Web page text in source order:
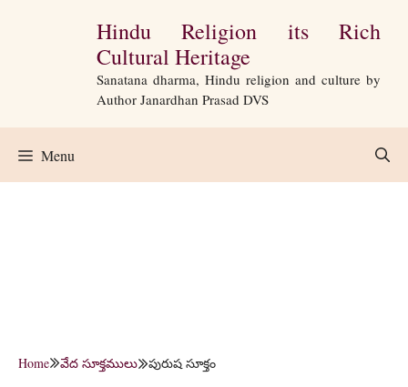
Hindu Religion its Rich
Cultural Heritage
Sanatana dharma, Hindu religion and culture by
Author Janardhan Prasad DVS
Menu
Home వేద సూక్తములు పురుష సూక్తం